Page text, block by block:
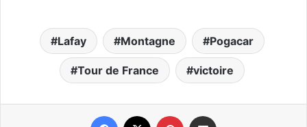
Lafay Montagne Pogacar
Tour de France victoire